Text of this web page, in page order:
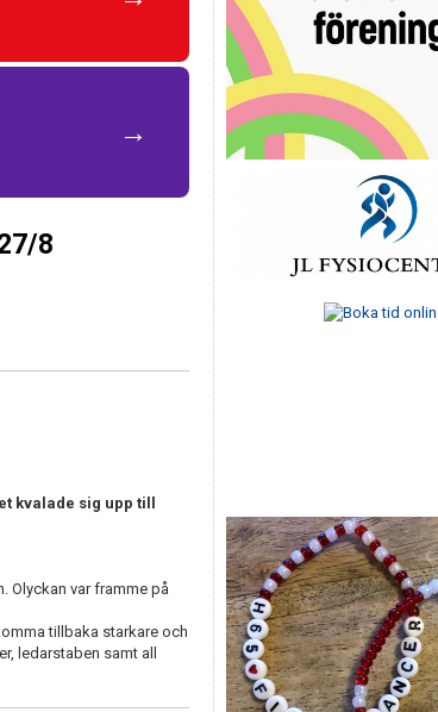
→
8
kvalade sig upp till
Olyckan var framme på
tillbaka starkare och
ledarstaben samt all